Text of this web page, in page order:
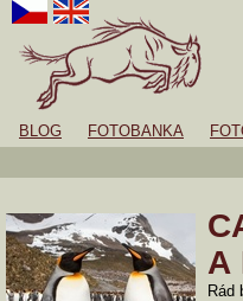
BLOG FOTOBANKA
A
Rád